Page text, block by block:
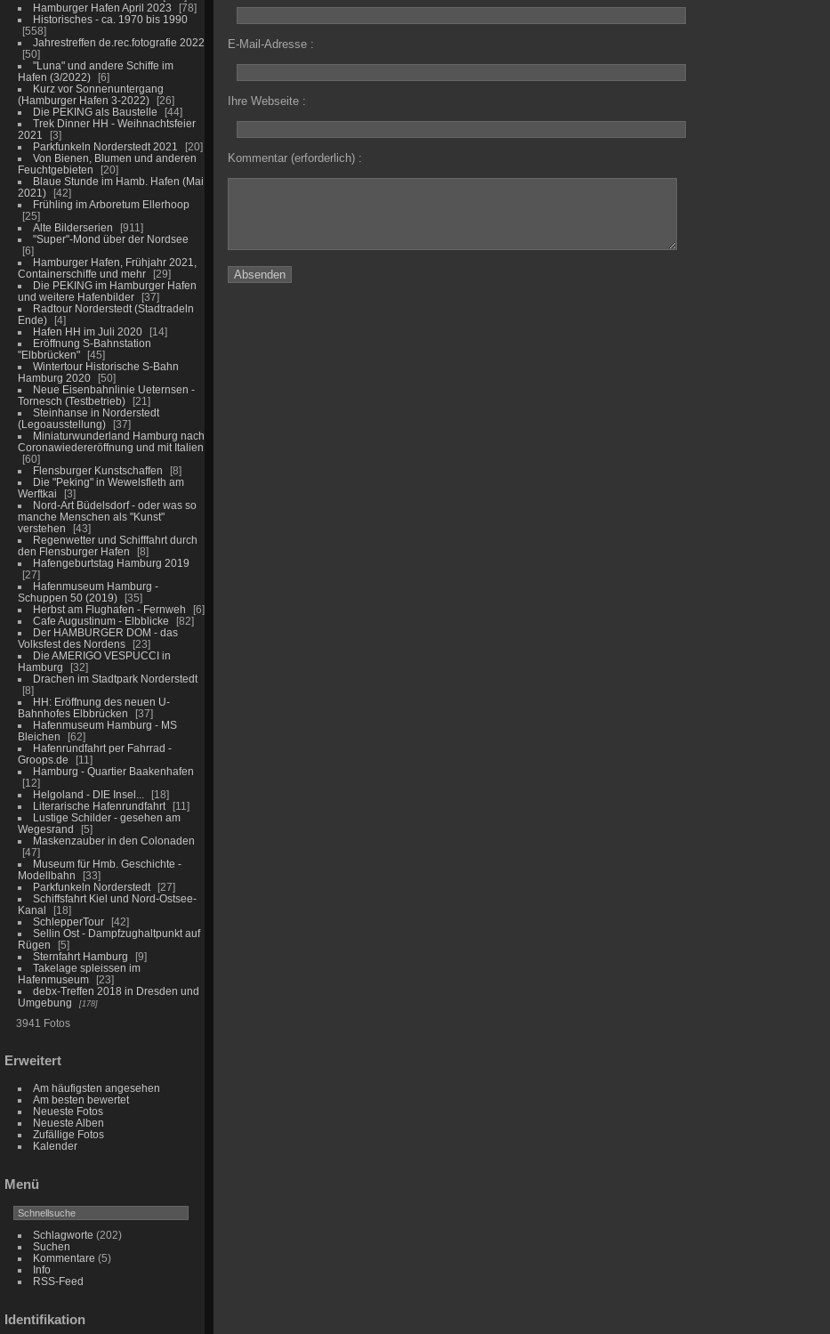
Hamburger Hafen April 2023
78
Historisches - ca. 1970 bis 1990
558
Jahrestreffen de.rec.fotografie 2022
50
"Luna" und andere Schiffe im
Hafen (3/2022)
6
Kurz vor Sonnenuntergang
(Hamburger Hafen 3-2022)
26
Die PEKING als Baustelle
44
Trek Dinner HH - Weihnachtsfeier
2021
3
Parkfunkeln Norderstedt 2021
20
Von Bienen, Blumen und anderen
Feuchtgebieten
20
Blaue Stunde im Hamb. Hafen (Mai
2021)
42
Frühling im Arboretum Ellerhoop
25
Alte Bilderserien
911
"Super"-Mond über der Nordsee
6
Hamburger Hafen, Frühjahr 2021,
Containerschiffe und mehr
29
Die PEKING im Hamburger Hafen
und weitere Hafenbilder
37
Radtour Norderstedt (Stadtradeln
Ende)
4
Hafen HH im Juli 2020
14
Eröffnung S-Bahnstation
"Elbbrücken"
45
Wintertour Historische S-Bahn
Hamburg 2020
50
Neue Eisenbahnlinie Ueternsen -
Tornesch (Testbetrieb)
21
Steinhanse in Norderstedt
(Legoausstellung)
37
Miniaturwunderland Hamburg nach
Coronawiedereröffnung und mit Italien
60
Flensburger Kunstschaffen
8
Die "Peking" in Wewelsfleth am
Werftkai
3
Nord-Art Büdelsdorf - oder was so
manche Menschen als "Kunst"
verstehen
43
Regenwetter und Schifffahrt durch
den Flensburger Hafen
8
Hafengeburtstag Hamburg 2019
27
Hafenmuseum Hamburg -
Schuppen 50 (2019)
35
Herbst am Flughafen - Fernweh
6
Cafe Augustinum - Elbblicke
82
Der HAMBURGER DOM - das
Volksfest des Nordens
23
Die AMERIGO VESPUCCI in
Hamburg
32
Drachen im Stadtpark Norderstedt
8
HH: Eröffnung des neuen U-
Bahnhofes Elbbrücken
37
Hafenmuseum Hamburg - MS
Bleichen
62
Hafenrundfahrt per Fahrrad -
Groops.de
11
Hamburg - Quartier Baakenhafen
12
Helgoland - DIE Insel...
18
Literarische Hafenrundfahrt
11
Lustige Schilder - gesehen am
Wegesrand
5
Maskenzauber in den Colonaden
47
Museum für Hmb. Geschichte -
Modellbahn
33
Parkfunkeln Norderstedt
27
Schiffsfahrt Kiel und Nord-Ostsee-
Kanal
18
SchlepperTour
42
Sellin Ost - Dampfzughaltpunkt auf
Rügen
5
Sternfahrt Hamburg
9
Takelage spleissen im
Hafenmuseum
23
debx-Treffen 2018 in Dresden und
Umgebung
178
3941 Fotos
Erweitert
Am häufigsten angesehen
Am besten bewertet
Neueste Fotos
Neueste Alben
Zufällige Fotos
Kalender
Menü
Schlagworte (202)
Suchen
Kommentare (5)
Info
RSS-Feed
Identifikation
E-Mail-Adresse :
Ihre Webseite :
Kommentar (erforderlich) :